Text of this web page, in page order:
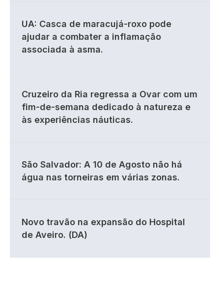
UA: Casca de maracujá-roxo pode
ajudar a combater a inflamação
associada à asma.
Cruzeiro da Ria regressa a Ovar com um
fim-de-semana dedicado à natureza e
às experiências náuticas.
São Salvador: A 10 de Agosto não há
água nas torneiras em várias zonas.
Novo travão na expansão do Hospital
de Aveiro. (DA)